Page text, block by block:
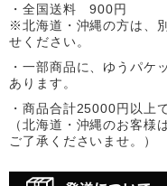
・全国送料 900円
※北海道・沖縄の方は、
せください。
・一部商品に、ゆうパケ
あります。
・商品合計25000円以上
（北海道・沖縄のお客様
ご了承くださいませ。）